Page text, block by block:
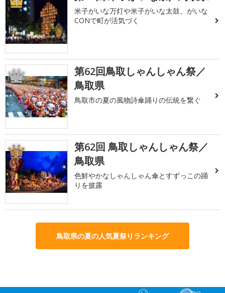
1
米子がいな万灯や米子がいな太鼓、がいな
CONで町が活気づく
2
第62回鳥取しゃんしゃん祭／
鳥取県
鳥取市の夏の風物詩傘踊りの伝統を繋ぐ
3
第62回 鳥取しゃんしゃん祭／
鳥取県
色鮮やかなしゃんしゃん傘とすずっこの踊
りを披露
鳥取県の夏の人気夏祭りランキング